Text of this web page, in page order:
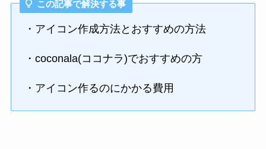
この記事で解決する事
・アイコン作成方法とおすすめの方法
・coconala(ココナラ)でおすすめの方
・アイコン作るのにかかる費用